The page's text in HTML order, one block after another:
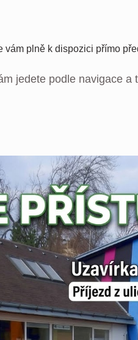
vám plně k dispozici přímo
jedete podle navigace